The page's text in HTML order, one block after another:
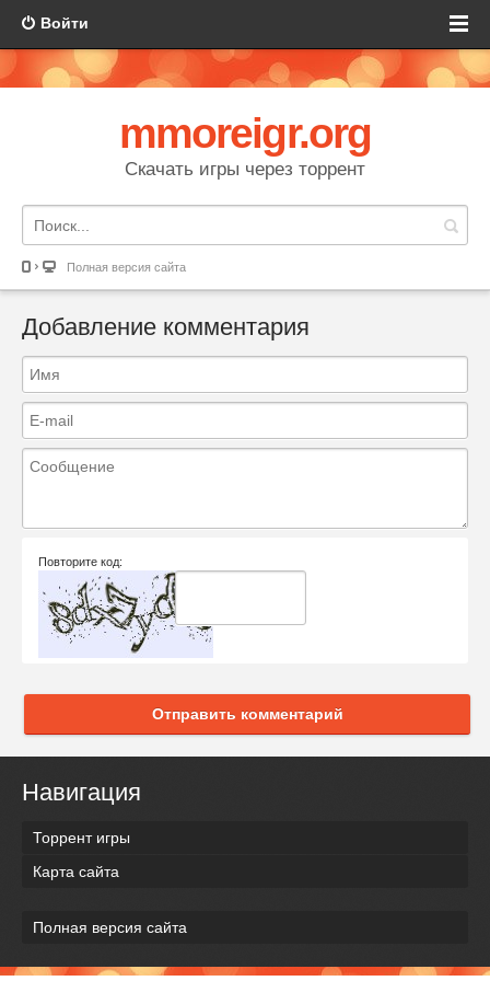
Войти
mmoreigr.org
Скачать игры через торрент
Полная версия сайта
Добавление комментария
Повторите код:
Отправить комментарий
Навигация
Торрент игры
Карта сайта
Полная версия сайта